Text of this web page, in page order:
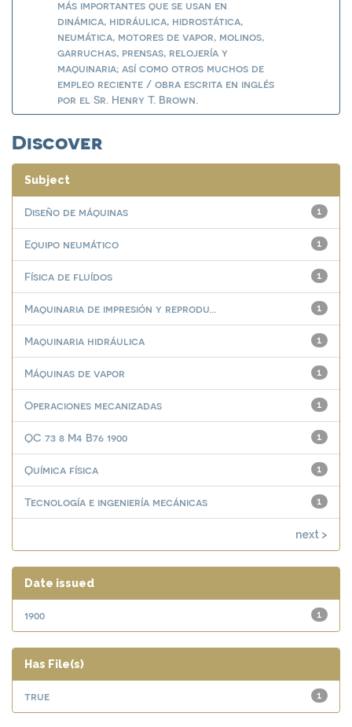
más importantes que se usan en
dinámica, hidráulica, hidrostática,
neumática, motores de vapor, molinos,
garruchas, prensas, relojería y
maquinaria; así como otros muchos de
empleo reciente / obra escrita en inglés
por el Sr. Henry T. Brown.
Discover
Subject
1
Diseño de máquinas
1
Equipo neumático
1
Física de fluídos
1
Maquinaria de impresión y reprodu...
1
Maquinaria hidráulica
1
Máquinas de vapor
1
Operaciones mecanizadas
1
QC 73 8 M4 B76 1900
1
Química física
1
Tecnología e ingeniería mecánicas
next >
Date issued
1
1900
Has File(s)
1
true